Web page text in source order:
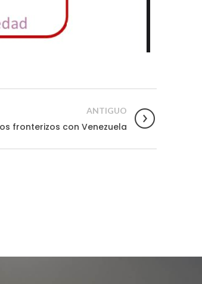
ANTIGUO
fronterizos con Venezuela